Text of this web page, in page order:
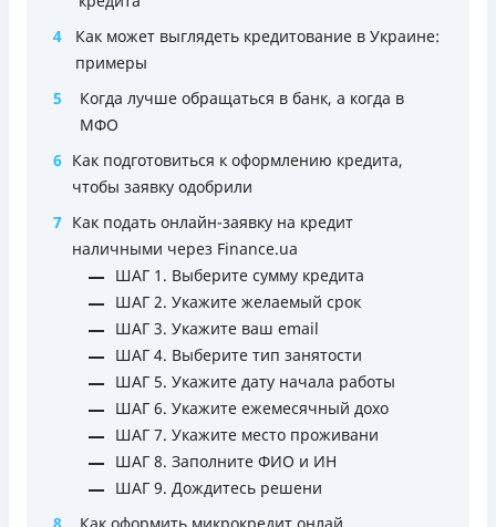
мгновенно через приложение)
Максимальный кредитный лимит сразу при
соответствующем уровне дохода)
Удобное приложение для оформления и управления
платёжной картой и кредитным лимитом (отсутствует
необходимость общения с контакт-центром)
Срок пользования кредитным лимитом не ограничен
при своевременном обслуживании (срок кредитной
линии — 5 лет с возможностью пролонгации)
Можно использовать лимит на любые
потребительские нужды
Недостатки
Нет программы лояльности для постоянных клиентов
Нет кредита для юрлиц (ФОП)
Нет круглосуточной поддержки по телефону, в Viber,
Telegram, Facebook
4
Как может выглядеть кредитование в Украине:
примеры
5
Когда лучше обращаться в банк, а когда в
МФО
6 Как подготовиться к оформлению кредита,
чтобы заявку одобрили
7 Как подать онлайн-заявку на кредит
наличными через Finance.ua
ШАГ 1. Выберите сумму кредита
ШАГ 2. Укажите желаемый срок
ШАГ 3. Укажите ваш email
ШАГ 4. Выберите тип занятости
ШАГ 5. Укажите дату начала работы
ШАГ 6. Укажите ежемесячный дохо
ШАГ 7. Укажите место проживани
ШАГ 8. Заполните ФИО и ИН
ШАГ 9. Дождитесь решени